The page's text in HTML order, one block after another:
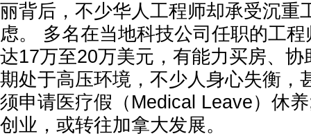
丽背后，不少华人工程师却承受沉重
虑。 多名在当地科技公司任职的工
达17万至20万美元，有能力买房、
期处于高压环境，不少人身心失衡，
须申请医疗假（Medical Leave）休
创业，或转往加拿大发展。